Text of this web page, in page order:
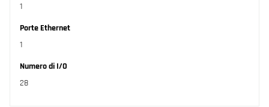
1
Porte Ethernet
1
Numero di I/O
28